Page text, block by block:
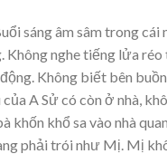
sáng âm sâm trong cái
Không nghe tiếng lửa
Không biết bên
của A Sử có còn ở nhà,
khốn khổ sa vào nhà
phải trói như Mị. Mị